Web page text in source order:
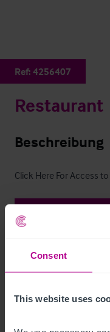
Consent
This website uses
Ref: 4256407
Restaurant
Beschreibung
Click Here For Access
Restaurant
Kontaktieren Sie